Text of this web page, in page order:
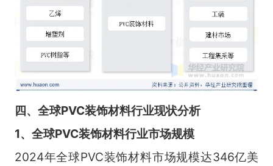
四、全球PVC装饰材料行业现状分析
1、全球PVC装饰材料行业市场规模
2024年全球PVC装饰材料市场规模达346亿美